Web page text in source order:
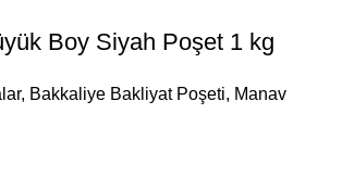
Boy Siyah Poşet 1 kg
, Bakkaliye Bakliyat Poşeti, Manav